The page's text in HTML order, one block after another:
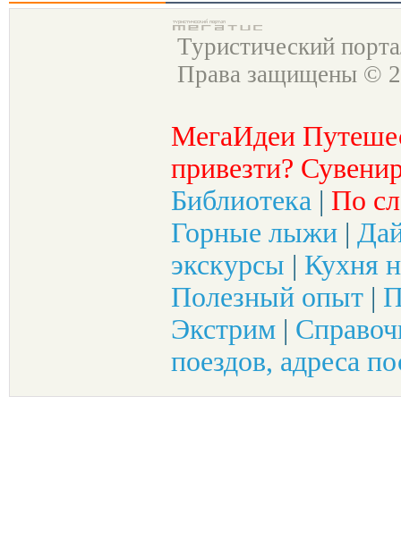
Туристический
Права защищены ©
МегаИдеи
привезти?
Библиотека | По
Горные лыжи |
экскурсы | Кухня
Полезный опыт |
Экстрим |
поездов, адреса